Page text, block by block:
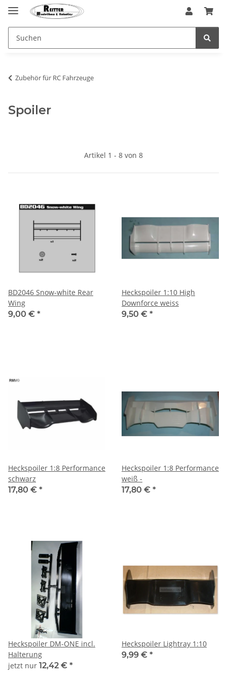
Zubehör für RC Fahrzeuge
Spoiler
Artikel 1 - 8 von 8
BD2046 Snow-white Rear
Wing
9,00 € *
Heckspoiler 1:10 High
Downforce weiss
9,50 € *
Heckspoiler 1:8 Performance
schwarz
17,80 € *
Heckspoiler 1:8 Performance
weiß -
17,80 € *
Heckspoiler DM-ONE incl.
Halterung
jetzt nur 12,42 € *
Heckspoiler Lightray 1:10
9,99 € *